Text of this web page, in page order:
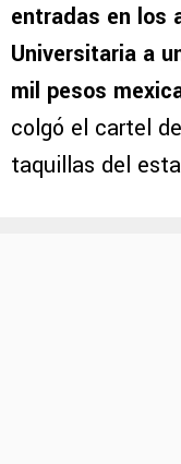
entradas en los
Universitaria a
mil pesos
colgó el cartel
taquillas del